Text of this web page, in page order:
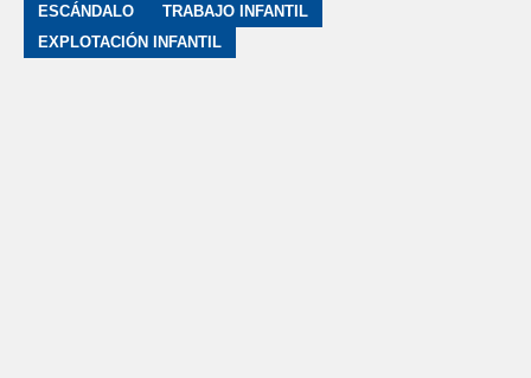
ESCÁNDALO
TRABAJO INFANTIL
EXPLOTACIÓN INFANTIL